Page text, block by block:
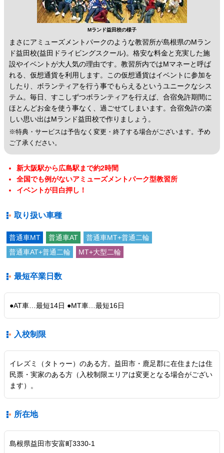
Mランド益田校の様子
まさにアミューズメントパークのような教習所が島根県のMラン
ド益田校(益田ドライビングスクール)。格安な料金と充実した施
設やイベントが大人気の理由です。教習所内ではMマネーと呼ば
れる、仮想通貨を利用します。この仮想通貨はイベントに参加を
したり、ボランティアを行う事でもらえるというユニークなシス
テム。毎日、すこしずつボランティアを行えば、合宿免許期間に
ほとんどお金を使う事なく、過ごせてしまいます。合宿免許の楽
しい思い出はMランド益田校で作りましょう。
※特典・サービスは予告なく変更・終了する場合がございます。予め
ご了承ください。
新大阪駅から広島駅まで約2時間
全国でも例がないアミューズメントパーク型教習所
イベントが目白押し！
取り扱い車種
普通車MT 普通車AT
普通車MT+普通二輪
普通車AT+普通二輪
MT+大型二輪
最短卒業日数
●AT車…最短14日 ●MT車…最短16日
入校制限
イレズミ（タトゥー）のある方。益田市・鹿足郡に在住または住
民票・実家のある方（入校制限エリアは変更となる場合がござい
ます）。
所在地
島根県益田市安富町3330-1